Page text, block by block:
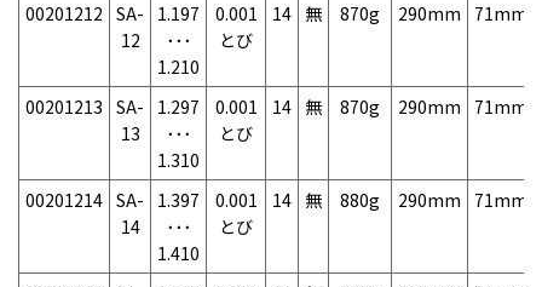
00201212 SA-
12
1.197
･･･
1.210
0.001
とび
14 無 870g 290mm 71mm
00201213 SA-
13
1.297
･･･
1.310
0.001
とび
14 無 870g 290mm 71mm
00201214 SA-
14
1.397
･･･
1.410
0.001
とび
14 無 880g 290mm 71mm